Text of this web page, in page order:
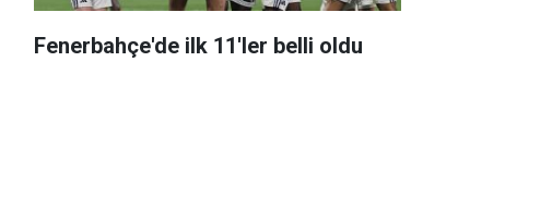
Fenerbahçe'de ilk 11'ler belli oldu